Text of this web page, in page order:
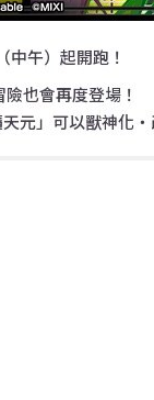
午）起開跑！
也會再度登場！
元」可以獸神化